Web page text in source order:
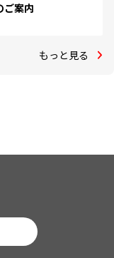
ご案内
もっと見る